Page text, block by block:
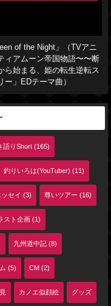
of the Night」（TVアニ
ィアムーン帝国物語〜〜断
ら始まる、姫の転生逆転ス
ー」EDテーマ曲）
語りShort (165)
釣りいろは(YouTuber) (11)
セイ (3) 尊いツアー (16)
スト企画 (1)
九州道中記 (8)
(5) CM (2)
カノエ似顔絵 グッズ